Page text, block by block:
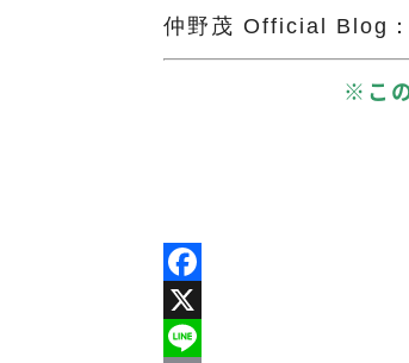
仲野茂 Official Blog：
※こ
Facebook
X